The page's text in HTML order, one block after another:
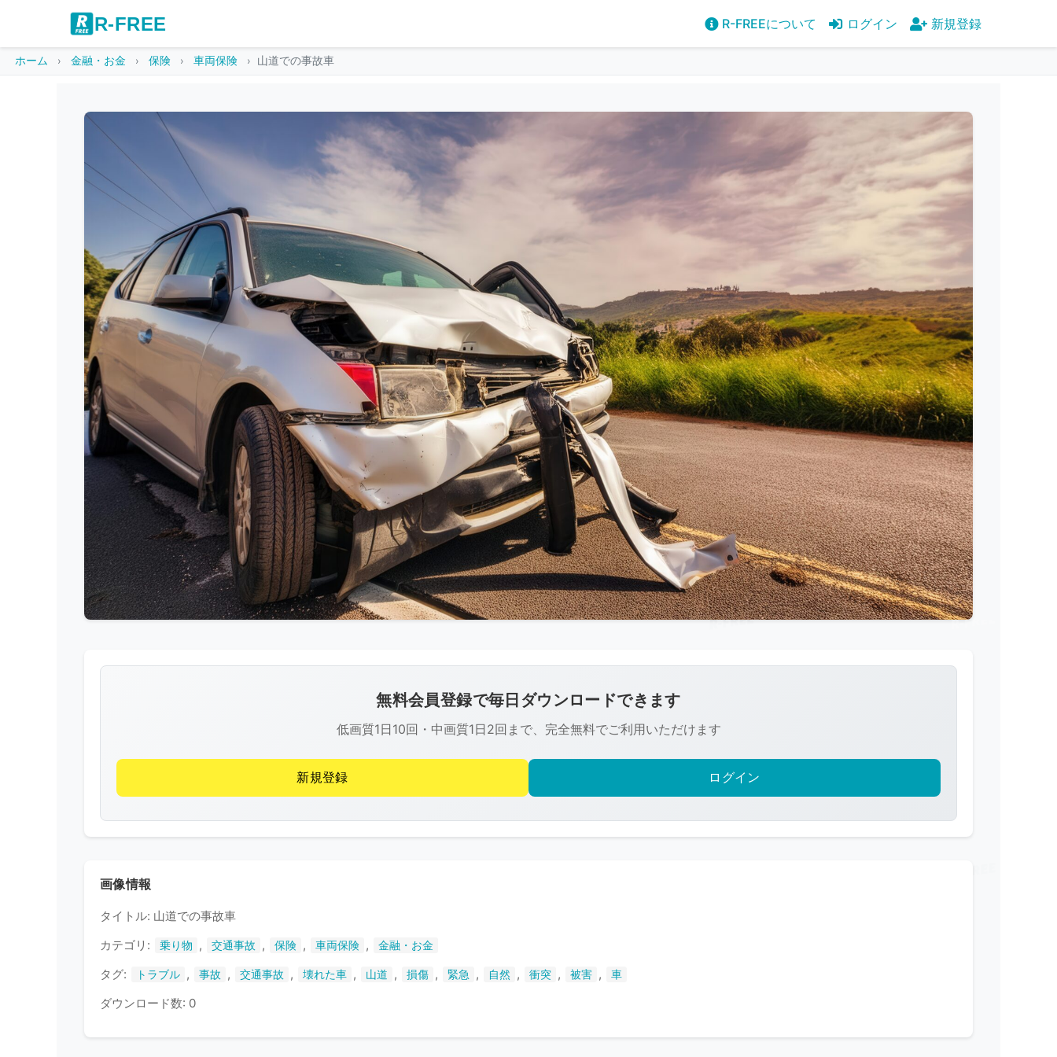
R-FREE R-FREEについて ログイン 新規登録
ホーム 金融・お金 保険 車両保険 山道での事故車
像
R-
FREE
著
作
権
て
無料会員登録で毎日ダウンロードできます
低画質1日10回・中画質1日2回まで、完全無料でご利用いただけます
新規登録 ログイン
画像情報
タイトル: 山道での事故車
カテゴリ:
乗り物 , 交通事故 , 保険 , 車両保険 , 金融・お金
タグ: トラブル , 事故 , 交通事故 , 壊れた車 , 山道 , 損傷 , 緊急 , 自然 , 衝突 , 被害 , 車
ダウンロード数: 0